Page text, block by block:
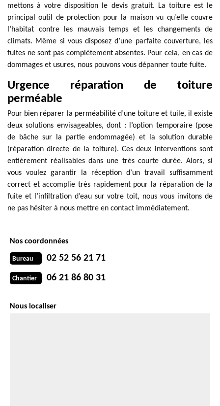
mettons à votre disposition le devis gratuit. La toiture est le
principal outil de protection pour la maison vu qu’elle couvre
l’habitat contre les mauvais temps et les changements de
climats. Même si vous disposez d’une parfaite couverture, les
fuites ne sont pas complètement absentes. Pour cela, en cas de
dommages et usures, nous pouvons vous dépanner toute fuite.
Urgence réparation de toiture
perméable
Pour bien réparer la perméabilité d’une toiture et tuile, il existe
deux solutions envisageables, dont : l’option temporaire (pose
de bâche sur la partie endommagée) et la solution durable
(réparation directe de la toiture). Ces deux interventions sont
entièrement réalisables dans une très courte durée. Alors, si
vous voulez garantir la réception d’un travail suffisamment
correct et accomplie très rapidement pour la réparation de la
fuite et l’infiltration d’eau sur votre toit, nous vous invitons de
ne pas hésiter à nous mettre en contact immédiatement.
Nos coordonnées
Bureau 02 52 56 21 71
Chantier 06 21 86 80 31
Nous localiser